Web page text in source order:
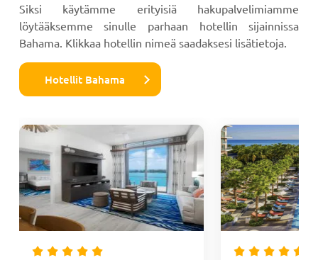
Siksi käytämme erityisiä hakupalvelimiamme
löytääksemme sinulle parhaan hotellin sijainnissa
Bahama. Klikkaa hotellin nimeä saadaksesi lisätietoja.
Hotellit Bahama